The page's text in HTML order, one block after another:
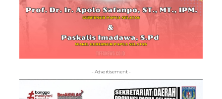
- Advertisement -